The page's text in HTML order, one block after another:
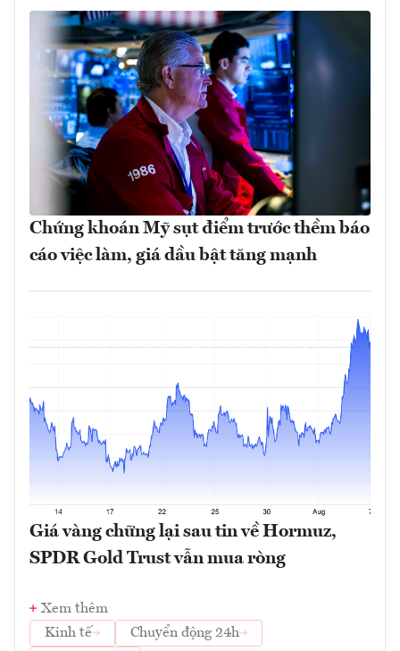
Chứng khoán Mỹ sụt điểm trước thềm báo
cáo việc làm, giá dầu bật tăng mạnh
Giá vàng chững lại sau tin về Hormuz,
SPDR Gold Trust vẫn mua ròng
Xem thêm
Kinh tế
Chuyển động 24h